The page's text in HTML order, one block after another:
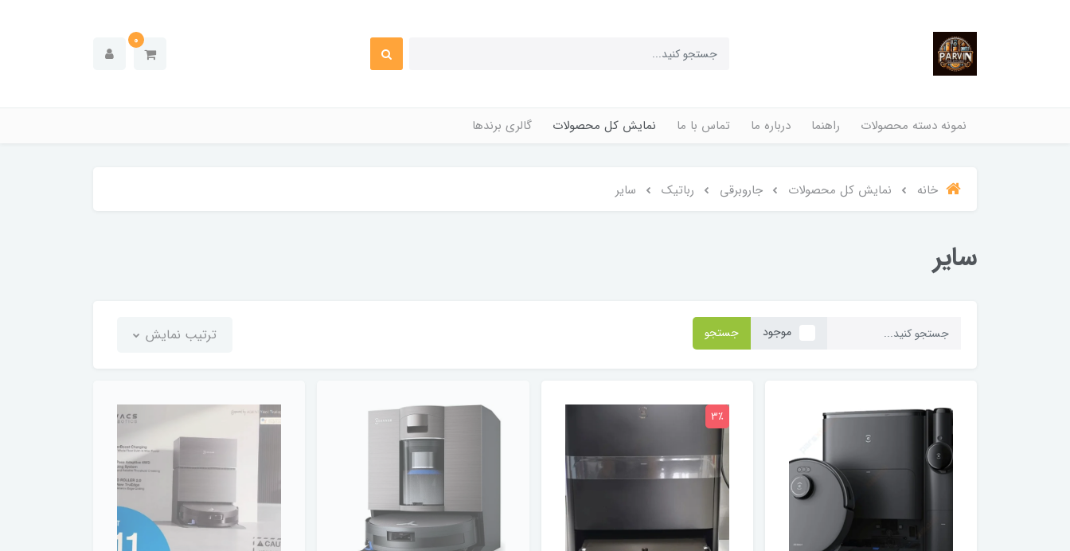
0
نمونه دسته محصولات راهنما درباره ما تماس با ما نمایش کل محصولات گالری برندها
خانه نمایش کل محصولات جاروبرقی رباتیک سایر
سایر
موجود جستجو ترتیب نمایش
3٪